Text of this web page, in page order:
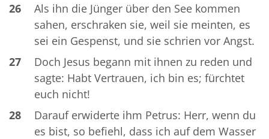
26
Als ihn die Jünger über den See kommen
sahen, erschraken sie, weil sie meinten, es
sei ein Gespenst, und sie schrien vor Angst.
27
Doch Jesus begann mit ihnen zu reden und
sagte: Habt Vertrauen, ich bin es; fürchtet
euch nicht!
28
Darauf erwiderte ihm Petrus: Herr, wenn du
es bist, so befiehl, dass ich auf dem Wasser